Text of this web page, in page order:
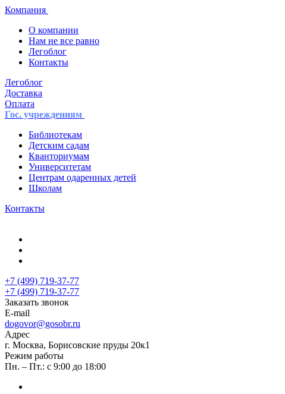
Компания
О компании
Нам не все равно
Легоблог
Контакты
Легоблог
Доставка
Оплата
Гос. учреждениям
Библиотекам
Детским садам
Кванториумам
Университетам
Центрам одаренных детей
Школам
Контакты
+7 (499) 719-37-77
+7 (499) 719-37-77
Заказать звонок
E-mail
dogovor@gosobr.ru
Адрес
г. Москва, Борисовские пруды 20к1
Режим работы
Пн. – Пт.: с 9:00 до 18:00